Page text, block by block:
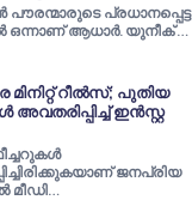
പ്രധാനപ്പെട്ട
ഒന്നാണ് ആധാര്‍. യുനീക് …
മി‌നിറ്റ് റീല്‍സ്; പുതിയ
അവതരിപ്പിച്ച്‌ ഇന്‍സ്റ്റ​
ജനപ്രിയ